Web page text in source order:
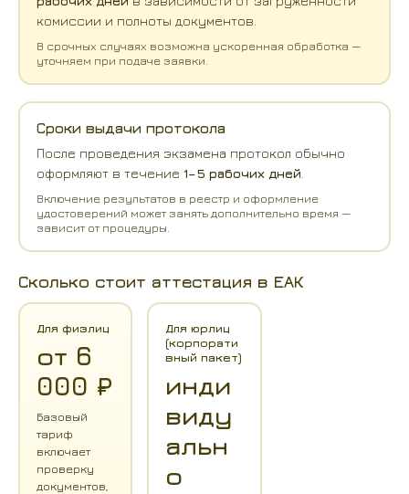
комиссии и полноты документов.
В срочных случаях возможна ускоренная обработка —
уточняем при подаче заявки.
Сроки выдачи протокола
После проведения экзамена протокол обычно
оформляют в течение 1–5 рабочих дней
Включение результатов в реестр и оформление
удостоверений может занять дополнительно время —
зависит от процедуры.
Сколько стоит аттестация в ЕАК
Для физлиц
от 6
000 ₽
Базовый
тариф
включает
проверку
документов,
Для юрлиц
(корпорати
вный пакет)
инди
виду
альн
о